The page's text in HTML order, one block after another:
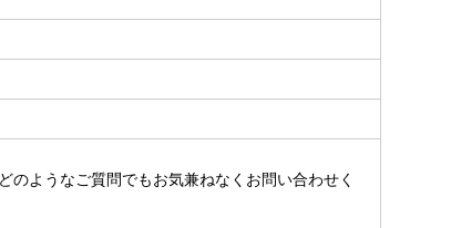
ようなご質問でもお気兼ねなくお問い合わせく